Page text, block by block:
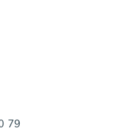
79